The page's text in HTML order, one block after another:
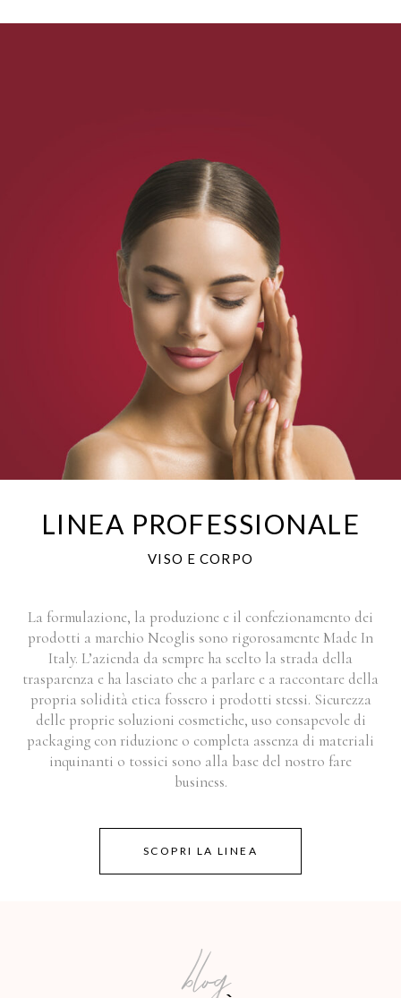
LINEA PROFESSIONALE
VISO E CORPO
La formulazione, la produzione e il confezionamento dei
prodotti a marchio Neoglis sono rigorosamente Made In
Italy. L’azienda da sempre ha scelto la strada della
trasparenza e ha lasciato che a parlare e a raccontare della
propria solidità etica fossero i prodotti stessi. Sicurezza
delle proprie soluzioni cosmetiche, uso consapevole di
packaging con riduzione o completa assenza di materiali
inquinanti o tossici sono alla base del nostro fare
business.
SCOPRI LA LINEA
blog